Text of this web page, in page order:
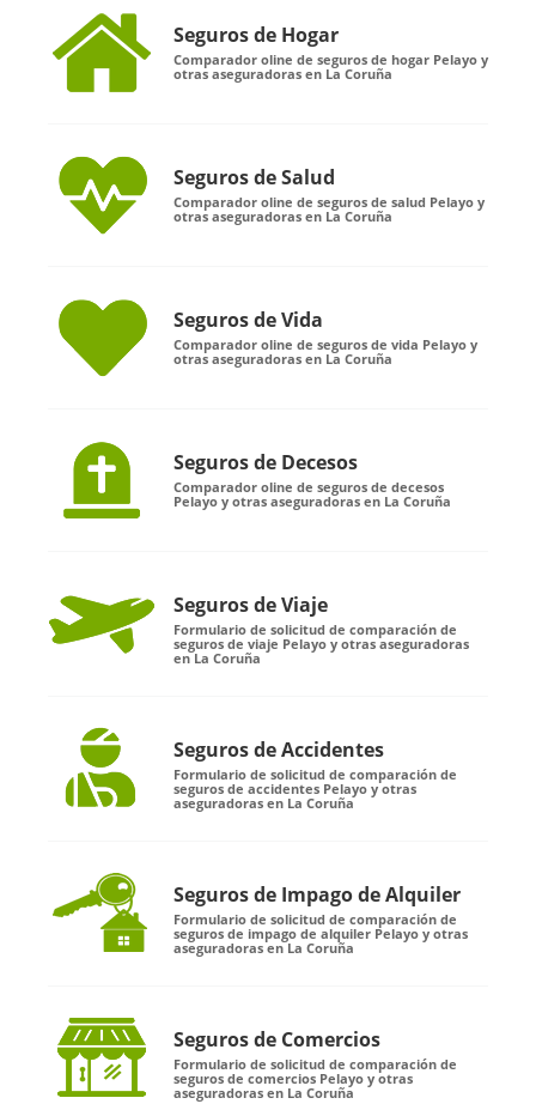
Seguros de Hogar
Comparador oline de seguros de hogar Pelayo y
otras aseguradoras en La Coruña
Seguros de Salud
Comparador oline de seguros de salud Pelayo y
otras aseguradoras en La Coruña
Seguros de Vida
Comparador oline de seguros de vida Pelayo y
otras aseguradoras en La Coruña
Seguros de Decesos
Comparador oline de seguros de decesos
Pelayo y otras aseguradoras en La Coruña
Seguros de Viaje
Formulario de solicitud de comparación de
seguros de viaje Pelayo y otras aseguradoras
en La Coruña
Seguros de Accidentes
Formulario de solicitud de comparación de
seguros de accidentes Pelayo y otras
aseguradoras en La Coruña
Seguros de Impago de Alquiler
Formulario de solicitud de comparación de
seguros de impago de alquiler Pelayo y otras
aseguradoras en La Coruña
Seguros de Comercios
Formulario de solicitud de comparación de
seguros de comercios Pelayo y otras
aseguradoras en La Coruña